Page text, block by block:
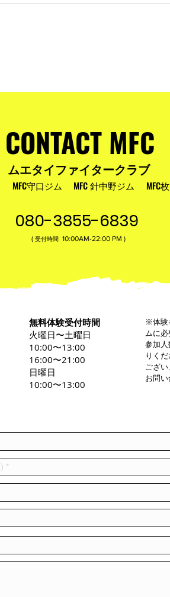
CONTACT MFC
ムエタイファイタークラブ
MFC守口ジム MFC
MFC 針中野ジム
080-3855-6839
( 受付時間 10:00AM-22:00​ PM )
無料体験受付時間
火曜日〜土曜日
10:00〜13:00
16:00〜21:00
日曜日
10:00〜13:00
※体験
ムに必
参加
りく
ござ
お問い